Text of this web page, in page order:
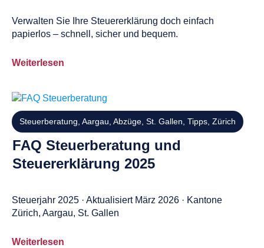
Verwalten Sie Ihre Steuererklärung doch einfach
papierlos – schnell, sicher und bequem.
Weiterlesen
Steuerberatung Aargau Abzüge St. Gallen Tipps Zürich
FAQ Steuerberatung und
Steuererklärung 2025
Steuerjahr 2025 · Aktualisiert März 2026 · Kantone
Zürich, Aargau, St. Gallen
Weiterlesen